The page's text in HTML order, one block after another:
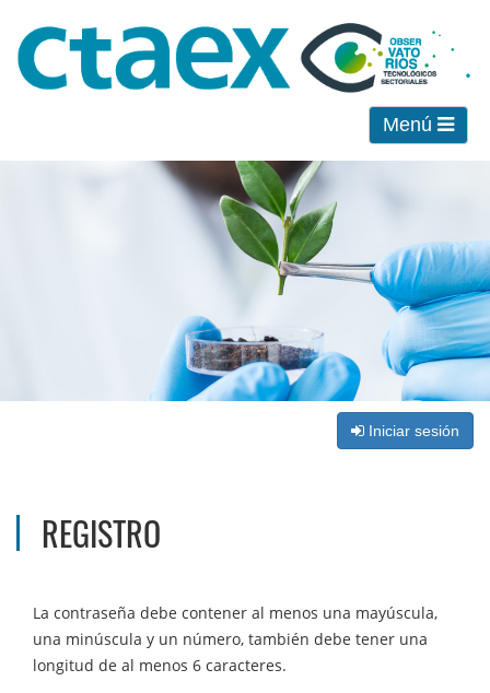
Menú
Iniciar sesión
REGISTRO
La contraseña debe contener al menos una mayúscula,
una minúscula y un número, también debe tener una
longitud de al menos 6 caracteres.